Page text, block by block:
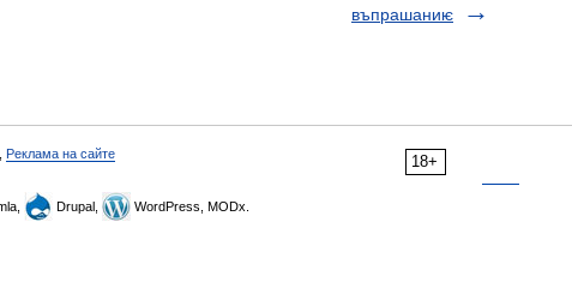
въпрашаниѥ
18+
Реклама на сайте
Drupal, WordPress, MODx.